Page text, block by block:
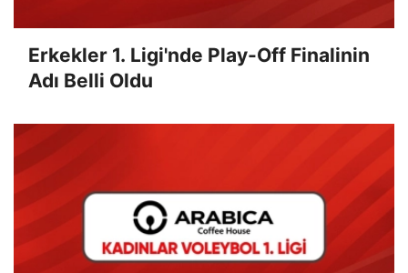
Erkekler 1. Ligi'nde Play-Off Finalinin
Adı Belli Oldu